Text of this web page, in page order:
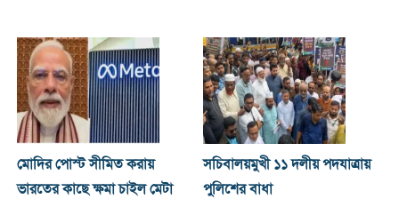
মোদির পোস্ট সীমিত করায়
ভারতের কাছে ক্ষমা চাইল মেটা
সচিবালয়মুখী ১১ দলীয় পদযাত্রায়
পুলিশের বাধা